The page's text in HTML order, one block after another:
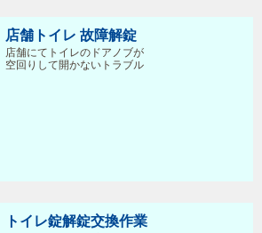
店舗トイレ 故障解錠
店舗にてトイレのドアノブが
空回りして開かないトラブル
トイレ錠解錠交換作業